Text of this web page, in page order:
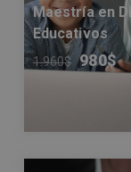
Maestría en
Educativos
1.960$ 980$